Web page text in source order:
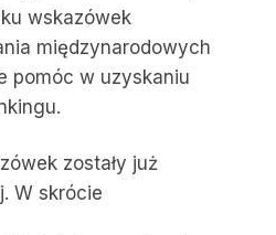
wskazówek
międzynarodowych
pomóc w uzyskaniu
zostały już
W skrócie